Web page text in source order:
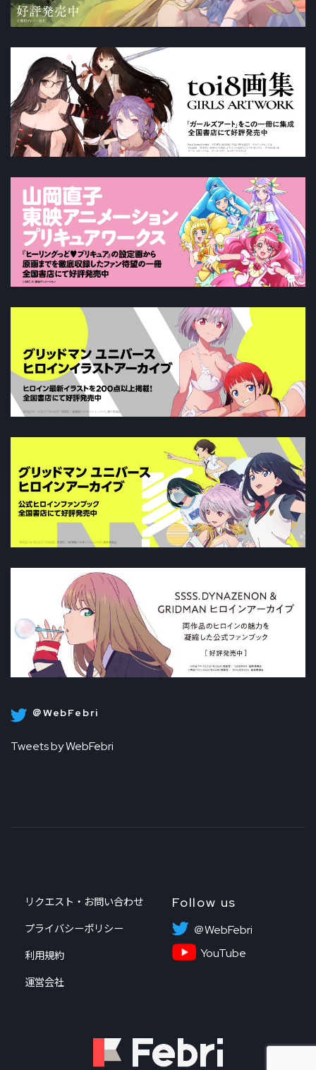
＠WebFebri
Tweets by WebFebri
リクエスト・お問い合わせ
プライバシーポリシー
利用規約
運営会社
Follow us
＠WebFebri
YouTube